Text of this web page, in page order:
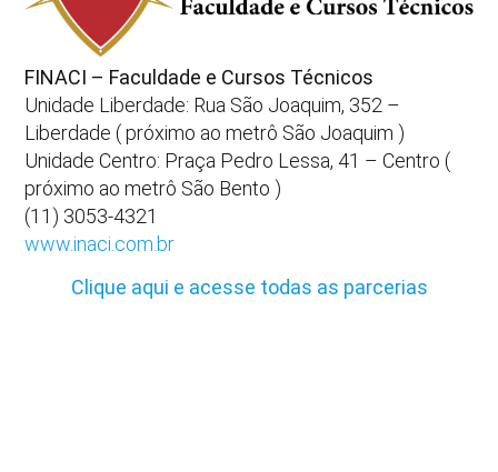
FINACI – Faculdade e Cursos Técnicos
Unidade Liberdade: Rua São Joaquim, 352 –
Liberdade ( próximo ao metrô São Joaquim )
Unidade Centro: Praça Pedro Lessa, 41 – Centro (
próximo ao metrô São Bento )
(11) 3053-4321
www.inaci.com.br
Clique aqui e acesse todas as parcerias